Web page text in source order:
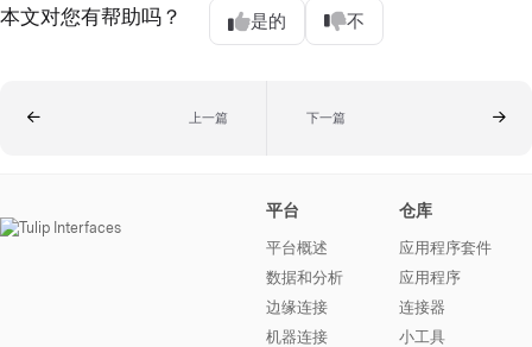
本文对您有帮助吗？ 是的 不
上一篇 下一篇
平台
平台概述
数据和分析
边缘连接
机器连接
仓库
应用程序套件
应用程序
连接器
小工具